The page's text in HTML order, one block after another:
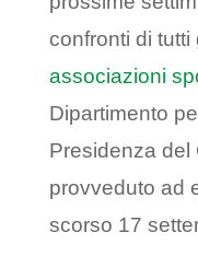
confronti di tutti
associazioni
Dipartimento
Presidenza del
provveduto ad
scorso 17